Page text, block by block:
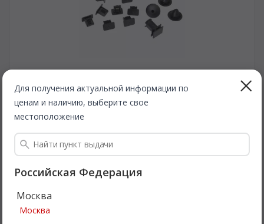
Для получения актуальной информации по
ценам и наличию, выберите свое
местоположение
Российская Федерация
Москва
Москва
RAMEDER ZB5242
Комплект клип, внутренняя отделка салона. RAMEDER ZB5242
Быстрая доставка